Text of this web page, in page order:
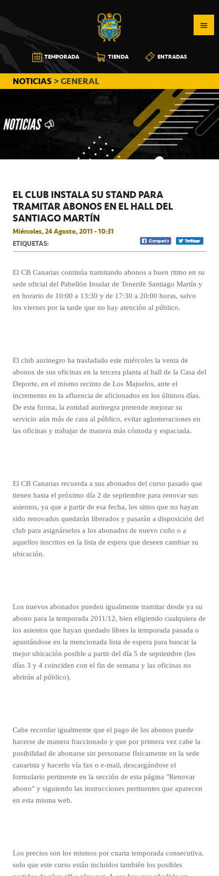
a
la
navegación
principal
al
contenido
principal
a
la
barra
lateral
principal
CB
CANARIAS
TEMPORADA TIENDA ENTRADAS
NOTICIAS > GENERAL
EL CLUB INSTALA SU STAND PARA
TRAMITAR ABONOS EN EL HALL DEL
SANTIAGO MARTÍN
Miércoles, 24 Agosto, 2011 - 10:31
ETIQUETAS:
El CB Canarias continúa tramitando abonos a buen ritmo en su
sede oficial del Pabellón Insular de Tenerife Santiago Martín y
en horario de 10:00 a 13:30 y de 17:30 a 20:00 horas, salvo
los viernes por la tarde que no hay atención al público.
El club aurinegro ha trasladado este miércoles la venta de
abonos de sus oficinas en la tercera planta al hall de la Casa del
Deporte, en el mismo recinto de Los Majuelos, ante el
incremento en la afluencia de aficionados en los últimos días.
De esta forma, la entidad aurinegra pretende mejorar su
servicio aún más de cara al público, evitar aglomeraciones en
las oficinas y trabajar de manera más cómoda y espaciada.
El CB Canarias recuerda a sus abonados del curso pasado que
tienen hasta el próximo día 2 de septiembre para renovar sus
asientos, ya que a partir de esa fecha, los sitios que no hayan
sido renovados quedarán liberados y pasarán a disposición del
club para asignárselos a los abonados de nuevo cuño o a
aquellos inscritos en la lista de espera que deseen cambiar su
ubicación.
Los nuevos abonados pueden igualmente tramitar desde ya su
abono para la temporada 2011/12, bien eligiendo cualquiera de
los asientos que hayan quedado libres la temporada pasada o
apuntándose en la mencionada lista de espera para buscar la
mejor ubicación posible a partir del día 5 de septiembre (los
días 3 y 4 coinciden con el fin de semana y las oficinas no
abrirán al público).
Cabe recordar igualmente que el pago de los abonos puede
hacerse de manera fraccionado y que por primera vez cabe la
posibilidad de abonarse sin personarse físicamente en la sede
canarista y hacerlo vía fax o e-mail, descargándose el
formulario pertinente en la sección de esta página "Renovar
abono" y siguiendo las instrucciones pertinentes que aparecen
en esta misma web.
Los precios son los mismos por cuarta temporada consecutiva,
solo que este curso están incluidos también los posibles